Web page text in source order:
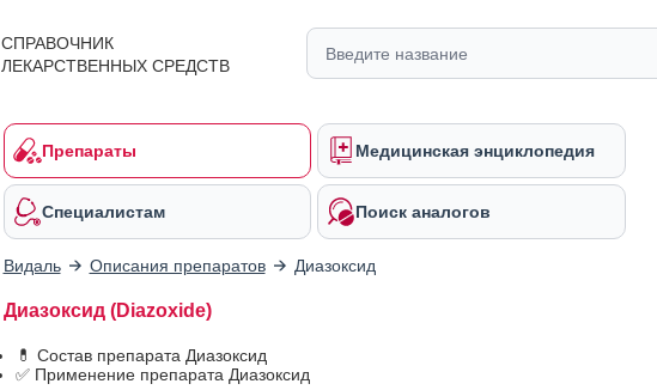
СПРАВОЧНИК
ЛЕКАРСТВЕННЫХ СРЕДСТВ
Препараты Медицинская энциклопедия
Специалистам Поиск аналогов
Видаль Описания препаратов Диазоксид
Диазоксид (Diazoxide)
💊 Состав препарата Диазоксид
✅ Применение препарата Диазоксид